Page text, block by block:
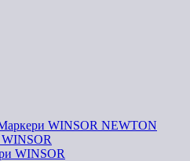
WINSOR NEWTON
WINSOR
WINSOR